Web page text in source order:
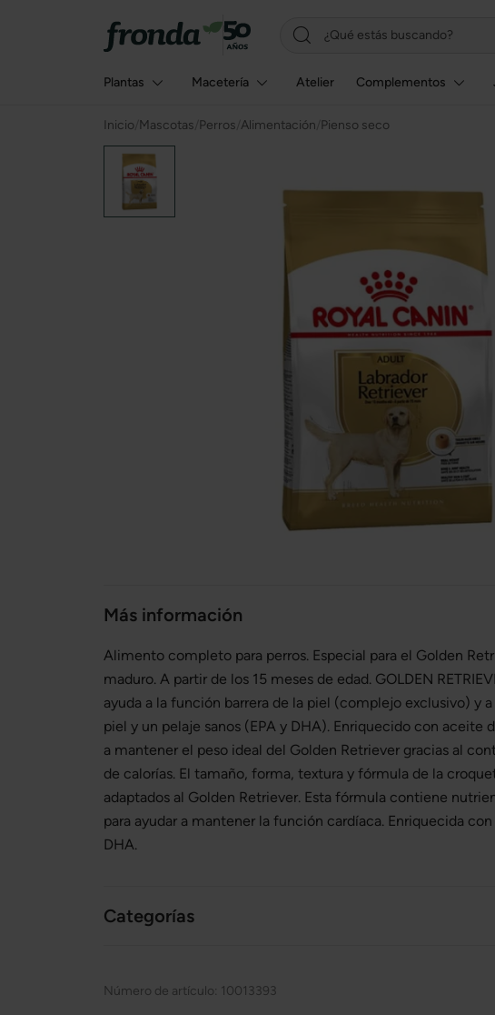
Plantas Macetería Atelier Complementos
Inicio Mascotas Perros Alimentación Pienso seco
Más información
Alimento completo para perros. Especial para el Golden
maduro. A partir de los 15 meses de edad. GOLDEN
ayuda a la función barrera de la piel (complejo exclusivo) y
piel y un pelaje sanos (EPA y DHA). Enriquecido con aceite
a mantener el peso ideal del Golden Retriever gracias al
de calorías. El tamaño, forma, textura y fórmula de la
adaptados al Golden Retriever. Esta fórmula contiene
para ayudar a mantener la función cardíaca. Enriquecida con
DHA.
Categorías
Número de artículo: 10013393